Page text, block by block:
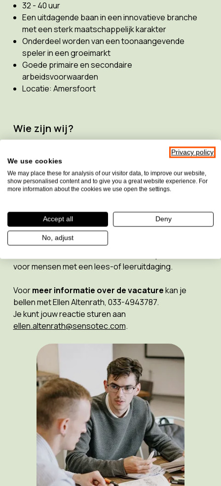
32 - 40 uur
Een uitdagende baan in een innovatieve branche
met een sterk maatschappelijk karakter
Onderdeel worden van een toonaangevende
speler in een groeimarkt
Goede primaire en secondaire
arbeidsvoorwaarden
Locatie: Amersfoort
Wie zijn wij?
is gespecialiseerd in de ontwikkeling,
advisering, verkoop, plaatsing en service van
innovatieve oplossingen voorslechtziende en
blinde mensen verspreid over Nederland en
. Hierbij kun je denken aan camerasystemen,
Als zusterbedrijf van Sensotec Delft en Sensotec
België (Allkind group), bundelen wij onze krachten
voor mensen met een lees-of leeruitdaging.
Voormeer informatie over de vacaturekan je
bellen met Ellen Altenrath, 033-4943787.
Je kunt jouw reactie sturen aan
ellen.altenrath@sensotec.com.
Privacy policy
We use cookies
We may place these for analysis of our visitor data, to improve our website,
show personalised content and to give you a great website experience. For
more information about the cookies we use open the settings.
Accept all Deny
No, adjust